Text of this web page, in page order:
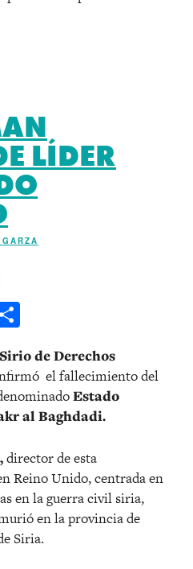
LÍDER
de Derechos
el fallecimiento del
Estado
al Baghdadi.
director de esta
Reino Unido, centrada en
en la guerra civil siria,
en la provincia de
Siria.